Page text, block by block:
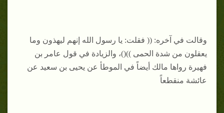
وقالت في آخره: (( فقلت: يا رسول الله إنهم ليهذون وما
يعقلون من شدة الحمى ))()، والزيادة في قول عامر بن
فهيرة رواها مالك أيضاً في الموطأ عن يحيى بن سعيد عن
عائشة منقطعاً